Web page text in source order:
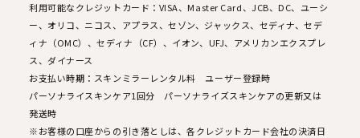
利用可能なクレジットカード：VISA、Master Card、JCB、DC、ユーシ
ー、オリコ、ニコス、アプラス、セゾン、ジャックス、セディナ、セデ
ィナ（OMC）、セディナ（CF）、イオン、UFJ、アメリカンエクスプレ
ス、ダイナース
お支払い時期：スキンミラーレンタル料 ユーザー登録時
パーソナライスキンケア1回分 パーソナライズスキンケアの更新又は
発送時
※お客様の口座からの引き落としは、各クレジットカード会社の決済日